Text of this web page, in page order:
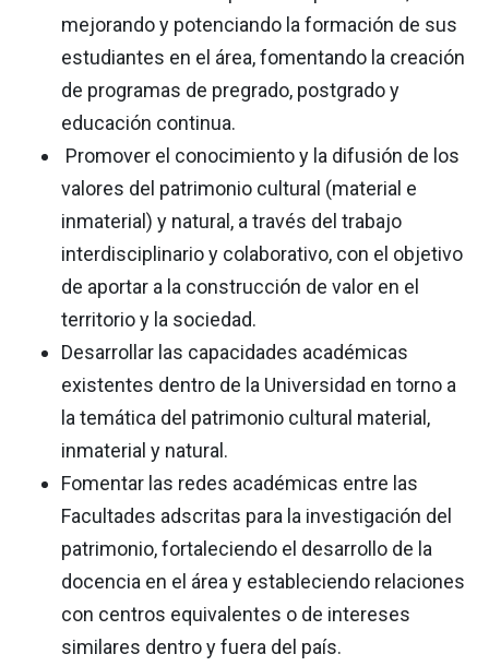
mejorando y potenciando la formación de sus
estudiantes en el área, fomentando la creación
de programas de pregrado, postgrado y
educación continua.
Promover el conocimiento y la difusión de los
valores del patrimonio cultural (material e
inmaterial) y natural, a través del trabajo
interdisciplinario y colaborativo, con el objetivo
de aportar a la construcción de valor en el
territorio y la sociedad.
Desarrollar las capacidades académicas
existentes dentro de la Universidad en torno a
la temática del patrimonio cultural material,
inmaterial y natural.
Fomentar las redes académicas entre las
Facultades adscritas para la investigación del
patrimonio, fortaleciendo el desarrollo de la
docencia en el área y estableciendo relaciones
con centros equivalentes o de intereses
similares dentro y fuera del país.